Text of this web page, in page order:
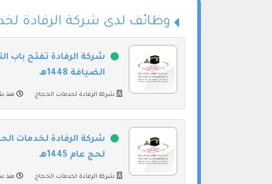
وظائف لدى شركة الرفادة
شركة الرفادة تفتح باب
الضيافة 1448هـ
شركة الرفادة لخدمات الحجاج منذ
شركة الرفادة لخدمات
لحج عام 1445هـ
شركة الرفادة لخدمات الحجاج منذ